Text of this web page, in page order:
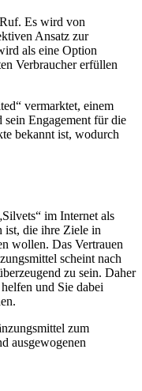
Es wird von
Ansatz zur
als eine Option
Verbraucher erfüllen
vermarktet, einem
sein Engagement für die
bekannt ist, wodurch
im Internet als
ist, die ihre Ziele in
wollen. Das Vertrauen
scheint nach
zu sein. Daher
und Sie dabei
zum
ausgewogenen